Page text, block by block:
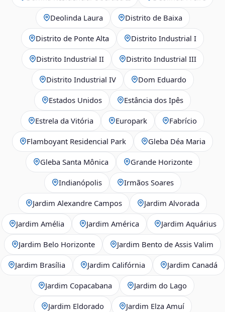
Deolinda Laura Distrito de Baixa
Distrito de Ponte Alta Distrito Industrial I
Distrito Industrial II Distrito Industrial III
Distrito Industrial IV Dom Eduardo
Estados Unidos Estância dos Ipês
Estrela da Vitória Europark Fabrício
Flamboyant Residencial Park Gleba Déa Maria
Gleba Santa Mônica Grande Horizonte
Indianópolis Irmãos Soares
Jardim Alexandre Campos Jardim Alvorada
Jardim Amélia Jardim América Jardim Aquárius
Jardim Belo Horizonte Jardim Bento de Assis Valim
Jardim Brasília Jardim Califórnia Jardim Canadá
Jardim Copacabana Jardim do Lago
Jardim Eldorado Jardim Elza Amuí